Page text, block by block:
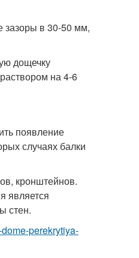
зазоры в 30-50 мм,
дощечку
на 4-6
появление
случаях балки
кронштейнов.
является
стен.
perekrytiya-